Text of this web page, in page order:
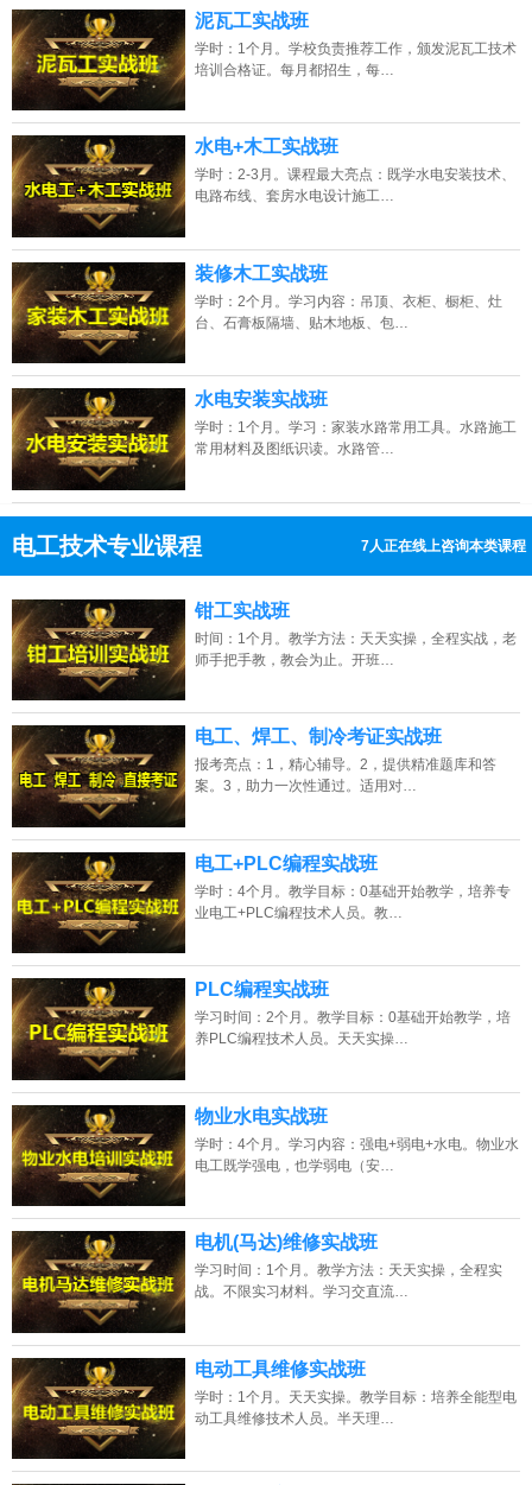
泥瓦工实战班
学时：1个月。学校负责推荐工作，颁发泥瓦工技术
培训合格证。每月都招生，每…
水电+木工实战班
学时：2-3月。课程最大亮点：既学水电安装技术、
电路布线、套房水电设计施工…
装修木工实战班
学时：2个月。学习内容：吊顶、衣柜、橱柜、灶
台、石膏板隔墙、贴木地板、包…
水电安装实战班
学时：1个月。学习：家装水路常用工具。水路施工
常用材料及图纸识读。水路管…
电工技术专业课程 7人正在线上咨询本类课程
点击免费咨询电话：13807313137
钳工实战班
时间：1个月。教学方法：天天实操，全程实战，老
师手把手教，教会为止。开班…
电工、焊工、制冷考证实战班
报考亮点：1，精心辅导。2，提供精准题库和答
案。3，助力一次性通过。适用对…
电工+PLC编程实战班
学时：4个月。教学目标：0基础开始教学，培养专
业电工+PLC编程技术人员。教…
PLC编程实战班
学习时间：2个月。教学目标：0基础开始教学，培
养PLC编程技术人员。天天实操…
物业水电实战班
学时：4个月。学习内容：强电+弱电+水电。物业水
电工既学强电，也学弱电（安…
电机(马达)维修实战班
学习时间：1个月。教学方法：天天实操，全程实
战。不限实习材料。学习交直流…
电动工具维修实战班
学时：1个月。天天实操。教学目标：培养全能型电
动工具维修技术人员。半天理…